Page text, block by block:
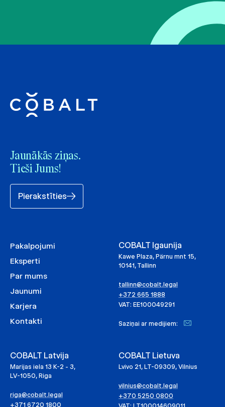
Jaunākās ziņas.
Tieši Jums!
Pierakstīties
Pakalpojumi
Eksperti
Par mums
Jaunumi
Karjera
Kontakti
COBALT Igaunija
Kawe Plaza, Pärnu mnt 15,
10141, Tallinn
tallinn@cobalt.legal
+372 665 1888
VAT: EE100049291
Saziņai ar medijiem:
COBALT Latvija
Marijas iela 13 K-2 - 3,
LV-1050, Riga
riga@cobalt.legal
+371 6720 1800
COBALT Lietuva
Lvivo 21, LT-09309, Vilnius
vilnius@cobalt.legal
+370 5250 0800